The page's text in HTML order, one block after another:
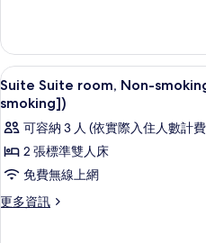
Harmony
Suite
Double)
的
所
有
相
片
room,
Non-
smoking
([Non-
smoking]
Harmony
Suite
Double)
的
詳
情
顯
示
Suite
Suite
room,
Non-
smoking
4
Suite Suite room, Non-
smoking])
可容納 3 人 (依實際入住人數計
2 張標準雙人床
免費無線上網
更多資訊
更